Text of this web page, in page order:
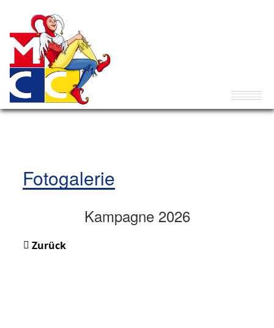
Fotogalerie
Kampagne 2026
Zurück